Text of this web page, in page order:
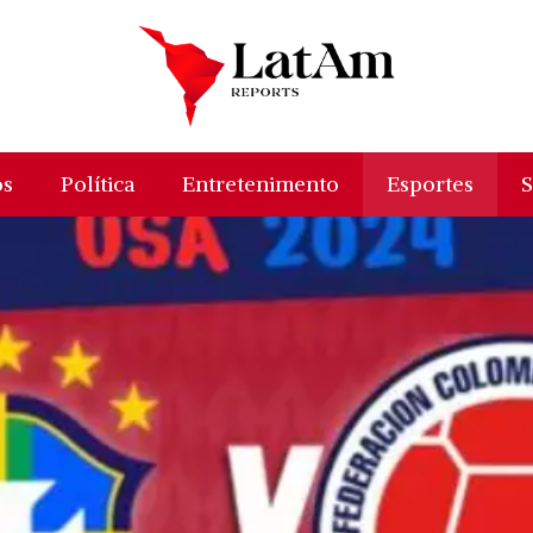
Política Entretenimento Esportes